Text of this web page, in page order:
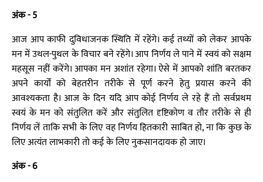
अंक - 5
आज आप काफी दुविधाजनक स्थिति में रहेंगे। कई तथ्यों को लेकर आपके
मन में उथल-पुथल के विचार बने रहेंगे। आप निर्णय ले पाने में स्वयं को सक्षम
महसूस नहीं करेंगे। आपका मन अशांत रहेगा। ऐसे में आपको शांति बरतकर
अपने कार्यों को बेहतरीन तरीके से पूर्ण करने हेतु प्रयास करने की
आवश्यकता है। आज के दिन यदि आप कोई निर्णय ले रहे हैं तो सर्वप्रथम
स्वयं के मन को संतुलित करें और संतुलित दृष्टिकोण व तौर तरीके से ही
निर्णय लें ताकि सभी के लिए वह निर्णय हितकारी साबित हो, ना कि कुछ के
लिए अत्यंत लाभकारी तो कई के लिए नुकसानदायक हो जाए।
अंक - 6